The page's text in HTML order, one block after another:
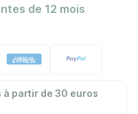
de 12 mois
à partir de 30 euros